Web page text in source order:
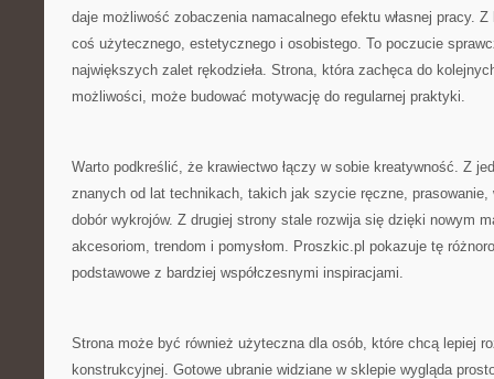
daje możliwość zobaczenia namacalnego efektu własnej pracy. Z
coś użytecznego, estetycznego i osobistego. To poczucie
największych zalet rękodzieła. Strona, która zachęca do
możliwości, może budować motywację do regularnej praktyki.
Warto podkreślić, że krawiectwo łączy w sobie kreatywność. Z
znanych od lat technikach, takich jak szycie ręczne,
dobór wykrojów. Z drugiej strony stale rozwija się dzięki nowym
akcesoriom, trendom i pomysłom. Proszkic.pl pokazuje tę
podstawowe z bardziej współczesnymi inspiracjami.
Strona może być również użyteczna dla osób, które chcą lepiej
konstrukcyjnej. Gotowe ubranie widziane w sklepie wygląda